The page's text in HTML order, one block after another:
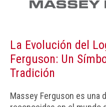
La Evolución del
Ferguson: Un
Tradición
Massey Ferguson es una